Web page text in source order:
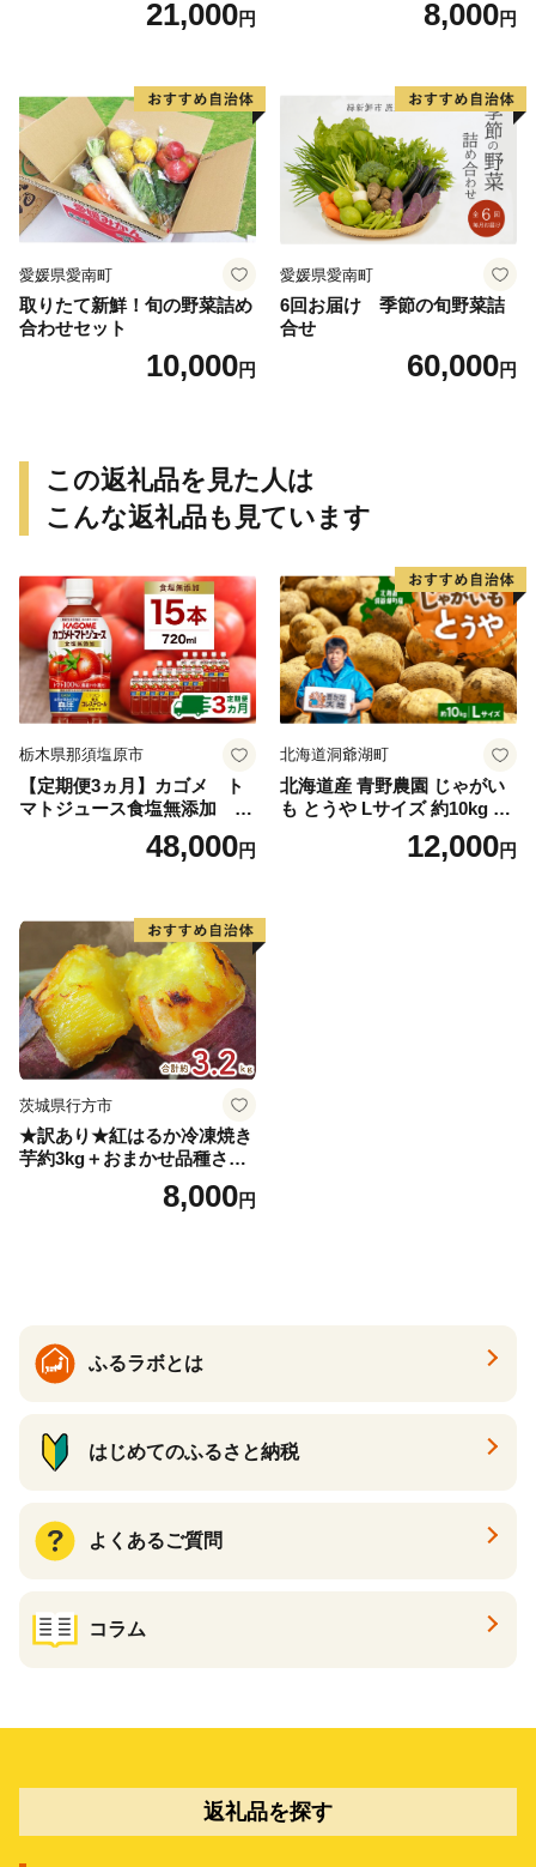
kg サイズ混合 サツマイモ 焼
芋 ほしいも スイートポテト
いも天 サイズミックス 甘い
ねっとり 生芋 新芋 あんのう
いも 甘藷 べにはるか スイー
ツ 国産 糖度 産地直送 農家直
送 数量限定 21000円 愛媛 愛
南 ミッチーのおみかん畑
21,000円
芋 やきいも スイートポテト
8,000円
愛媛県愛南町
取りたて新鮮！旬の野菜詰め
合わせセット
10,000円
愛媛県愛南町
6回お届け 季節の旬野菜詰
合せ
60,000円
この返礼品を見た人は
こんな返礼品も見ています
栃木県那須塩原市
【定期便3ヵ月】カゴメ ト
マトジュース食塩無添加 72
0ml PET×15本 1ケース 毎月
届く 3ヵ月 3回コース ns001-
48,000円
北海道洞爺湖町
北海道産 青野農園 じゃがい
も とうや Lサイズ 約10kg 20
26年10月初旬～12月下旬頃お
届け 先行予約 北海道 ジャガ
12,000円
茨城県行方市
★訳あり★紅はるか冷凍焼き
芋約3kg＋おまかせ品種さつ
まいも 合計約3.2kg｜さつ
まいも サツマイモ さつま芋
8,000円
ふるラボとは
はじめてのふるさと納税
よくあるご質問
コラム
返礼品を探す